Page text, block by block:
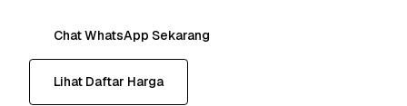
Chat WhatsApp Sekarang
Lihat Daftar Harga